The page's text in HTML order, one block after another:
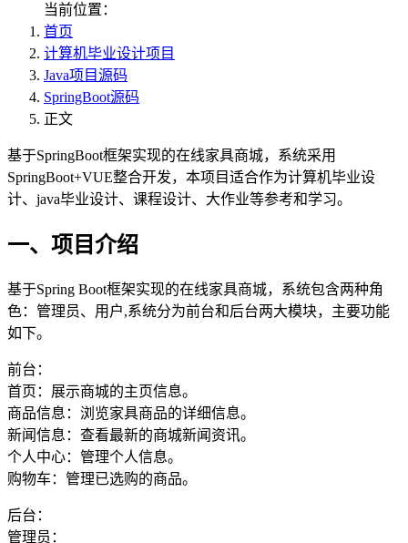
当前位置：
首页
计算机毕业设计项目
Java项目源码
SpringBoot源码
正文
基于SpringBoot框架实现的在线家具商城，系统采用
SpringBoot+VUE整合开发，本项目适合作为计算机毕业设
计、java毕业设计、课程设计、大作业等参考和学习。
一、项目介绍
基于Spring Boot框架实现的在线家具商城，系统包含两种角
色：管理员、用户,系统分为前台和后台两大模块，主要功能
如下。
前台：
首页：展示商城的主页信息。
商品信息：浏览家具商品的详细信息。
新闻信息：查看最新的商城新闻资讯。
个人中心：管理个人信息。
购物车：管理已选购的商品。
后台：
管理员：